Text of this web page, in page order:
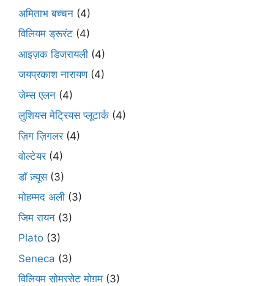
अमिताभ बच्चन (4)
विलियम ड्रूरंट (4)
आइज़क डिजरायली (4)
जयप्रकाश नारायण(4)
जेम्स एलन (4)
लुशियस मेट्रियस प्लूटार्क (4)
ज़िग ज़िगलर(4)
वोल्टेयर(4)
डॉ ज़्यूस(3)
मोहम्मद अली (3)
जिम रायन (3)
Plato (3)
Seneca (3)
विलियम सोमरसेट मोग़म (3)